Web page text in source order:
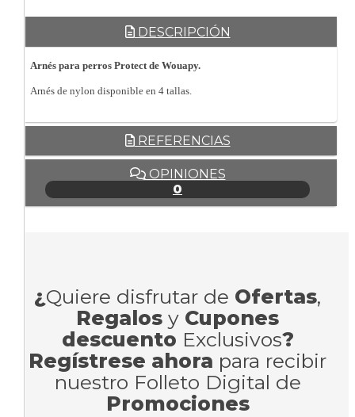
DESCRIPCIÓN
Arnés para perros Protect de Wouapy.
Arnés de nylon disponible en 4 tallas.
REFERENCIAS
OPINIONES
0
¿Quiere disfrutar de Ofertas,
Regalos y Cupones
descuento Exclusivos?
Regístrese ahora para recibir
nuestro Folleto Digital de
Promociones